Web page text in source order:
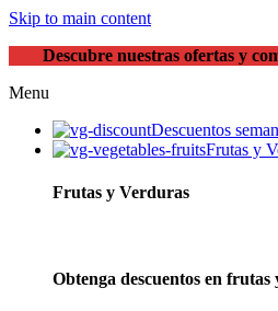
Skip to main content
Descubre nuestras ofertas y
Menu
Descuentos
Frutas y
Frutas y Verduras
Obtenga descuentos en frutas